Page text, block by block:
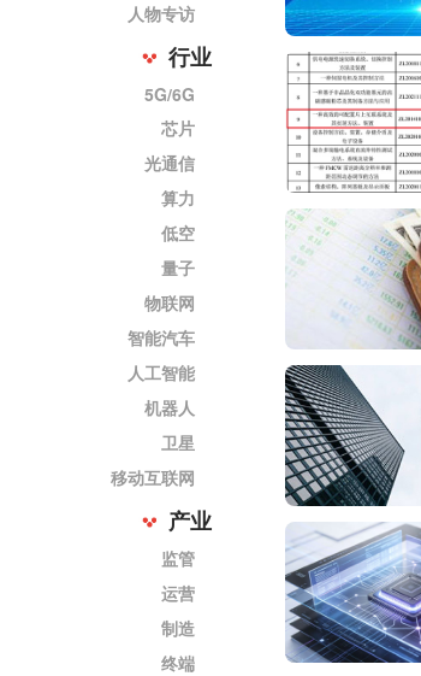
人物专访
行业
5G/6G
芯片
光通信
算力
低空
量子
物联网
智能汽车
人工智能
机器人
卫星
移动互联网
产业
监管
运营
制造
终端